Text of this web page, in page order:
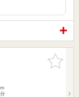
お気に入
りに追加